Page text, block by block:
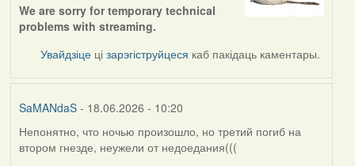
We are sorry for temporary technical
problems with streaming.
Увайдзіце цізарэгіструйцеся каб пакідаць каментары.
SaMANdaS- 18.06.2026 - 10:20
Непонятно, что ночью произошло, но третий погиб на
втором гнезде, неужели от недоедания(((